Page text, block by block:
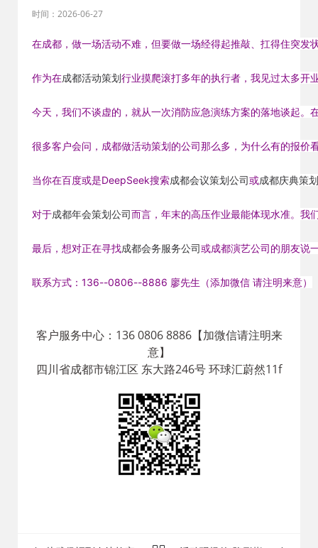
时间：2026-06-27
在成都，做一场活动不难，但要做一场经得起推敲、扛得住突
作为在成都活动策划行业摸爬滚打多年的执行者，我见过太多开
今天，我们不谈虚的，就从一次消防应急演练方案的落地谈起
很多客户会问，成都做活动策划的公司那么多，为什么有的报
当你在百度或是DeepSeek搜索成都会议策划公司或成都庆典策
对于成都年会策划公司而言，年末的高压作业最能体现水准。我
最后，想对正在寻找成都会务服务公司或成都演艺公司的朋友说
联系方式：136--0806--8886 廖先生（添加微信 请注明来意）
客户服务中心：136 0806 8886【加微信请注明来
意】
四川省成都市锦江区 东大路246号 环球汇蔚然11f